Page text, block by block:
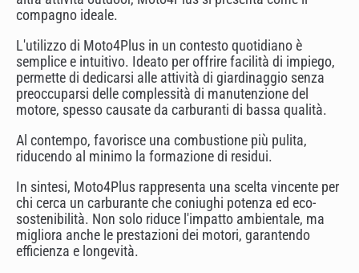
compagno ideale.
L'utilizzo di Moto4Plus in un contesto quotidiano è
semplice e intuitivo. Ideato per offrire facilità di impiego,
permette di dedicarsi alle attività di giardinaggio senza
preoccuparsi delle complessità di manutenzione del
motore, spesso causate da carburanti di bassa qualità.
Al contempo, favorisce una combustione più pulita,
riducendo al minimo la formazione di residui.
In sintesi, Moto4Plus rappresenta una scelta vincente per
chi cerca un carburante che coniughi potenza ed eco-
sostenibilità. Non solo riduce l'impatto ambientale, ma
migliora anche le prestazioni dei motori, garantendo
efficienza e longevità.